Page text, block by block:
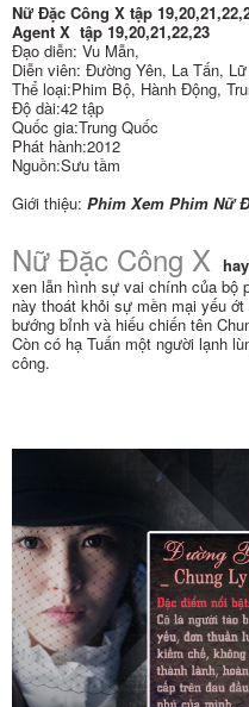
Nữ Đặc Công X tập
Agent X tập 19,20,21,22,23
Đạo diễn: Vu Mẫn,
Diễn viên: Đường Yên, La Tấn,
Thể loại:Phim Bộ, Hành Động,
Độ dài:42 tập
Quốc gia:Trung Quốc
Phát hành:2012
Nguồn:Sưu tầm
Giới thiệu: Phim Xem Phim Nữ
Nữ Đặc Công X hay
xen lẫn hình sự vai chính của bộ
này thoát khỏi sự mền mại yếu
bướng bỉnh và hiếu chiến tên
Còn có hạ Tuấn một người lạnh
công.